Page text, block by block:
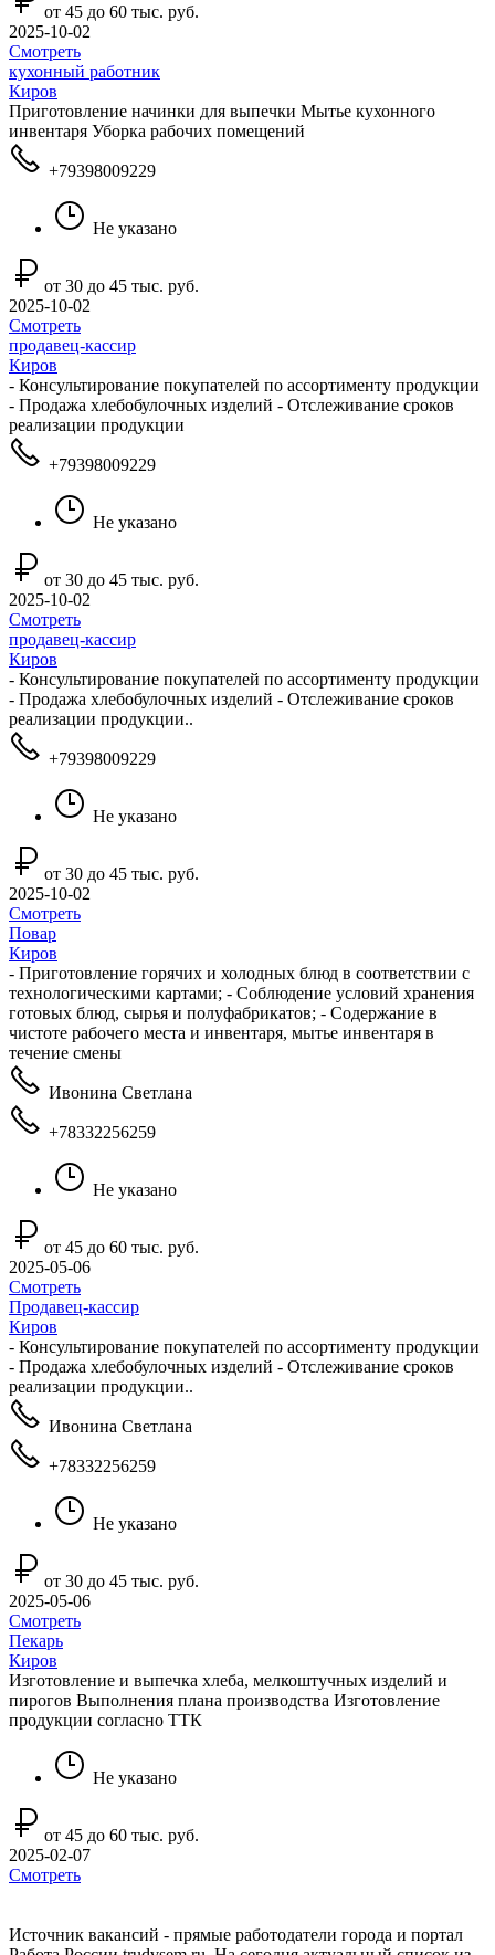
от 45 до 60 тыс. руб.
2025-10-02
Смотреть
кухонный работник
Киров
Приготовление начинки для выпечки Мытье кухонного
инвентаря Уборка рабочих помещений
+79398009229
Не указано
от 30 до 45 тыс. руб.
2025-10-02
Смотреть
продавец-кассир
Киров
- Консультирование покупателей по ассортименту продукции
- Продажа хлебобулочных изделий - Отслеживание сроков
реализации продукции
+79398009229
Не указано
от 30 до 45 тыс. руб.
2025-10-02
Смотреть
продавец-кассир
Киров
- Консультирование покупателей по ассортименту продукции
- Продажа хлебобулочных изделий - Отслеживание сроков
реализации продукции..
+79398009229
Не указано
от 30 до 45 тыс. руб.
2025-10-02
Смотреть
Повар
Киров
- Приготовление горячих и холодных блюд в соответствии с
технологическими картами; - Соблюдение условий хранения
готовых блюд, сырья и полуфабрикатов; - Cодержание в
чистоте рабочего места и инвентаря, мытье инвентаря в
течение смены
Ивонина Светлана
+78332256259
Не указано
от 45 до 60 тыс. руб.
2025-05-06
Смотреть
Продавец-кассир
Киров
- Консультирование покупателей по ассортименту продукции
- Продажа хлебобулочных изделий - Отслеживание сроков
реализации продукции..
Ивонина Светлана
+78332256259
Не указано
от 30 до 45 тыс. руб.
2025-05-06
Смотреть
Пекарь
Киров
Изготовление и выпечка хлеба, мелкоштучных изделий и
пирогов Выполнения плана производства Изготовление
продукции согласно ТТК
Не указано
от 45 до 60 тыс. руб.
2025-02-07
Смотреть
Источник вакансий - прямые работодатели города и портал